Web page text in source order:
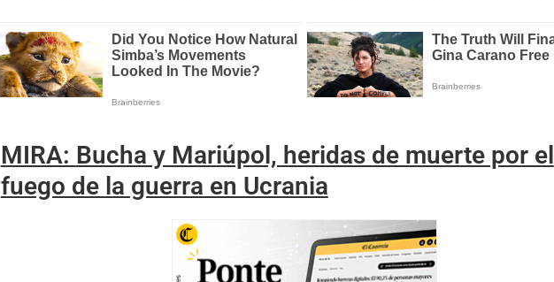
MIRA: Bucha y Mariúpol, heridas de muerte por el
fuego de la guerra en Ucrania